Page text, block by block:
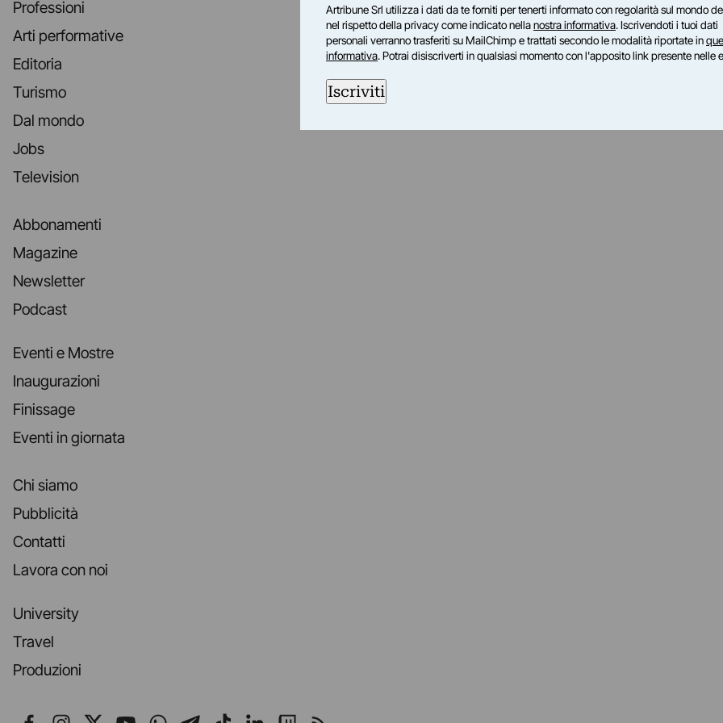
Professioni
Arti performative
Editoria
Turismo
Dal mondo
Jobs
Television
Abbonamenti
Magazine
Newsletter
Podcast
Eventi e Mostre
Inaugurazioni
Finissage
Eventi in giornata
Chi siamo
Pubblicità
Contatti
Lavora con noi
University
Travel
Produzioni
Artribune Srl utilizza i dati da te forniti per tenerti informato con regolarità sul mondo
nel rispetto della privacy come indicato nellanostra informativa. Iscrivendoti i tuoi dati
personali verranno trasferiti su MailChimp e trattati secondo le modalità riportate in
informativa. Potrai disiscriverti in qualsiasi momento con l'apposito link presente nelle
Iscriviti